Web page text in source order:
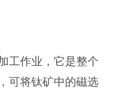
工作业，它是整个
可将钛矿中的磁选